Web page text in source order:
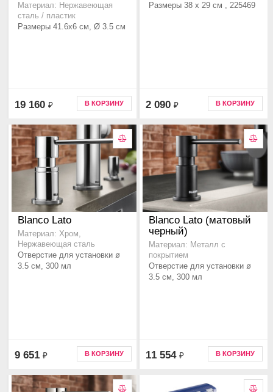
Материал: Нержавеющая
сталь / пластик
Размеры 41.6x6 см, Ø 3.5 см
19 160 ₽ В КОРЗИНУ
Размеры 38 x 29 см , 225469
2 090 ₽ В КОРЗИНУ
Blanco Lato
Материал: Хром,
Нержавеющая сталь
Отверстие для установки ø
3.5 см, 300 мл
9 651 ₽ В КОРЗИНУ
Blanco Lato (матовый
черный)
Материал: Металл с
покрытием
Отверстие для установки ø
3.5 см, 300 мл
11 554 ₽ В КОРЗИНУ